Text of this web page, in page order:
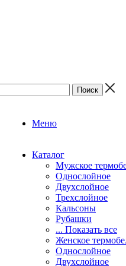
Меню
Каталог
Мужское
Однослойное
Двуxслойное
Трехслойное
Кальсоны
Рубашки
... Показать все
Женское
Однослойное
Двуxслойное